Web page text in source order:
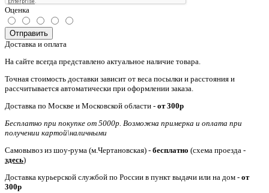
Оценка
Отправить
Доставка и оплата
На сайте всегда представлено актуальное наличие товара.
Точная стоимость доставки зависит от веса посылки и расстояния и
рассчитывается автоматически при оформлении заказа.
Доставка по Москве и Московской области - от 300р
Бесплатно при покупке от 5000р. Возможна примерка и оплата при
получении картой\наличными
Самовывоз из шоу-рума (м.Чертановская) - бесплатно (схема проезда -
здесь)
Доставка курьерской службой по России в пункт выдачи или на дом - от
300р